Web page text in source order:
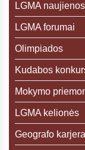
LGMA naujienos
LGMA forumai
Olimpiados
Kudabos
Mokymo
LGMA kelionės
Geografo karjera